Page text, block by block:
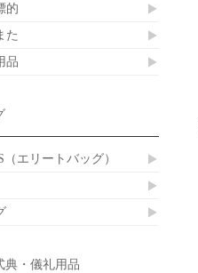
的
た
品
エリートバッグ）
典・儀礼用品